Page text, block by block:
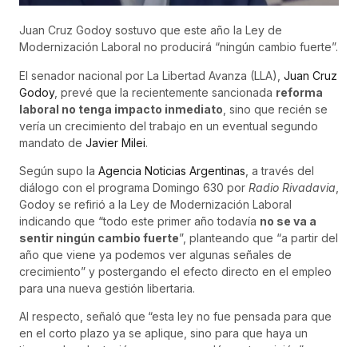
Juan Cruz Godoy sostuvo que este año la Ley de
Modernización Laboral no producirá “ningún cambio fuerte”.
El senador nacional por La Libertad Avanza (LLA), Juan Cruz
Godoy, prevé que la recientemente sancionada reforma
laboral no tenga impacto inmediato , sino que recién se
vería un crecimiento del trabajo en un eventual segundo
mandato de Javier Milei.
Según supo la Agencia Noticias Argentinas , a través del
diálogo con el programa Domingo 630 por Radio Rivadavia
Godoy se refirió a la Ley de Modernización Laboral
indicando que “todo este primer año todavía no se va a
sentir ningún cambio fuerte”, planteando que “a partir del
año que viene ya podemos ver algunas señales de
crecimiento” y postergando el efecto directo en el empleo
para una nueva gestión libertaria.
Al respecto, señaló que “esta ley no fue pensada para que
en el corto plazo ya se aplique, sino para que haya un